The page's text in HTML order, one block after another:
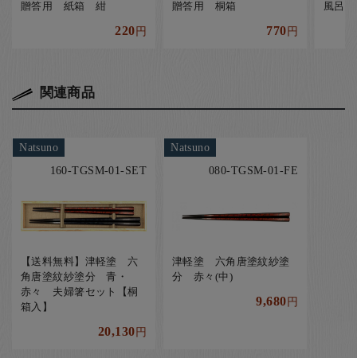
贈答用 紙箱 紺
220円
贈答用 桐箱
770円
風呂
関連商品
Natsuno
160-TGSM-01-SET
【送料無料】津軽塗 六
角唐塗紋紗塗分 青・
赤々 夫婦箸セット【桐
箱入】
20,130円
Natsuno
080-TGSM-01-FE
津軽塗 六角唐塗紋紗塗
分 赤々(中)
9,680円